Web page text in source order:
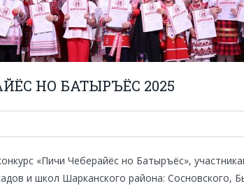
НО БАТЫРЪЁС 2025
«Пичи Чеберайёс но Батыръёс»,
и школ Шарканского района: Сосновского,